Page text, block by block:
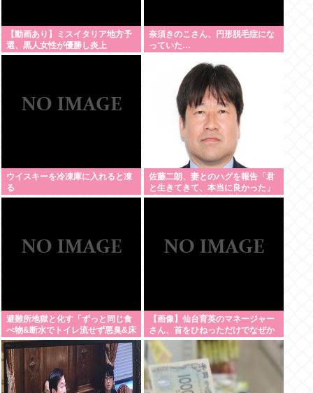
【動画あり】ミスイタリア地方予
選、黒人女性が優勝し炎上
奈須きのこさん、円形脱毛症にな
っていた…
ウイスキーを冷凍庫に入れると凍
る
佐藤二朗、妻とのハグを報告「君
と生きてきて、本当に良かった」
「文〇砲より遥かに威力は弱い
避難所地獄と化す「ずっと同じ食
べ物&断水でトイレ流せず悪臭&床
に直接就寝&コロナ感染」
【画像】仙台育英のマネージャー
さん、首をひねっただけでなぜか
ウインクしたことにされてしまう
www